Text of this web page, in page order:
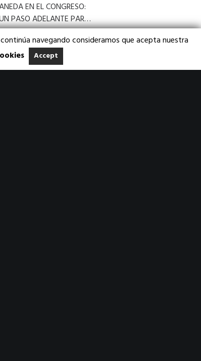
EN EL CONGRESO:
PASO ADELANTE PARA
VENDING
navegando consideramos que acepta nuestra
Accept